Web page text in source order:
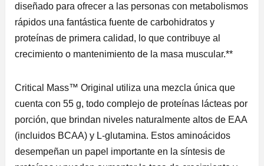
diseñado para ofrecer a las personas con metabolismos
rápidos una fantástica fuente de carbohidratos y
proteínas de primera calidad, lo que contribuye al
crecimiento o mantenimiento de la masa muscular.**
Critical Mass™ Original utiliza una mezcla única que
cuenta con 55 g, todo complejo de proteínas lácteas por
porción, que brindan niveles naturalmente altos de EAA
(incluidos BCAA) y L-glutamina. Estos aminoácidos
desempeñan un papel importante en la síntesis de